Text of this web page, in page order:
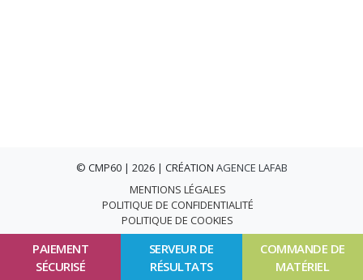
PAIEMENT
SÉCURISÉ
SERVEUR DE
RÉSULTATS
COMMANDE DE
MATÉRIEL
© CMP60 | 2026 | CRÉATION AGENCE LAFAB
MENTIONS LÉGALES
POLITIQUE DE CONFIDENTIALITÉ
POLITIQUE DE COOKIES